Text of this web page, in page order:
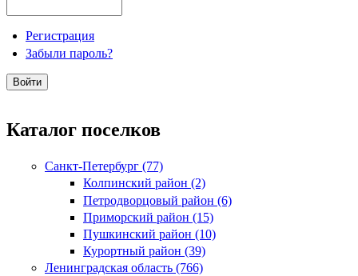
Регистрация
Забыли пароль?
Каталог поселков
Санкт-Петербург (77)
Колпинский район (2)
Петродворцовый район (6)
Приморский район (15)
Пушкинский район (10)
Курортный район (39)
Ленинградская область (766)